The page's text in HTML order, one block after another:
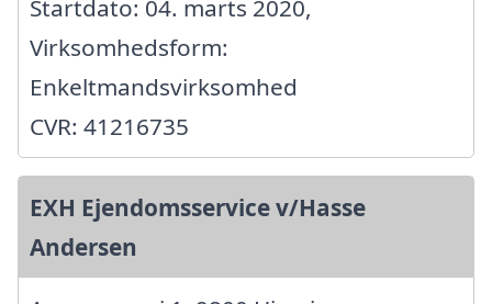
Startdato: 04. marts 2020,
Virksomhedsform:
Enkeltmandsvirksomhed
CVR: 41216735
EXH Ejendomsservice v/Hasse
Andersen